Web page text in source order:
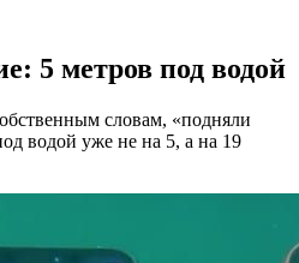
5 метров под водой
словам, «подняли
водой уже не на 5, а на 19